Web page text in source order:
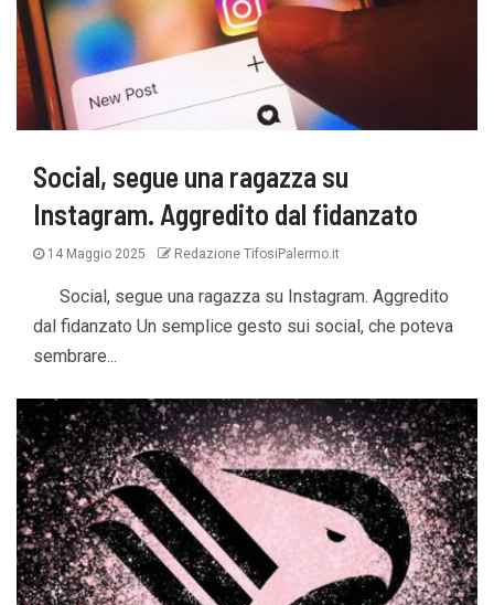
Social, segue una ragazza su
Instagram. Aggredito dal fidanzato
14 Maggio 2025 Redazione TifosiPalermo.it
Social, segue una ragazza su Instagram. Aggredito
dal fidanzato Un semplice gesto sui social, che poteva
sembrare...